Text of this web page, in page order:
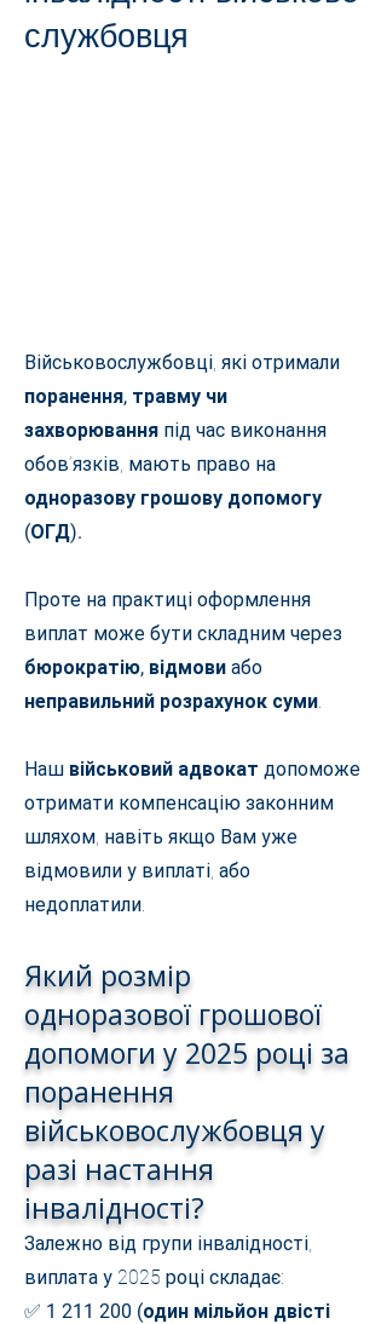
службовця
Військовослужбовці, які отримали
поранення, травму чи
захворювання під час виконання
обов’язків, мають право на
одноразову грошову допомогу
(ОГД).
Проте на практиці оформлення
виплат може бути складним через
бюрократію, відмови або
неправильний розрахунок суми.
Наш військовий адвокат допоможе
отримати компенсацію законним
шляхом, навіть якщо Вам уже
відмовили у виплаті, або
недоплатили.
Який розмір
одноразової грошової
допомоги у 2025 році за
поранення
військовослужбовця у
разі настання
інвалідності?
Залежно від групи інвалідності,
виплата у 2025 році складає:
✅ 1 211 200 (один мільйон двісті